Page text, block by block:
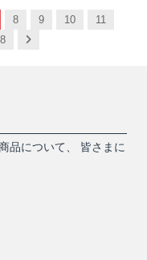
8 9 10
11
Next
品について、 皆さまに